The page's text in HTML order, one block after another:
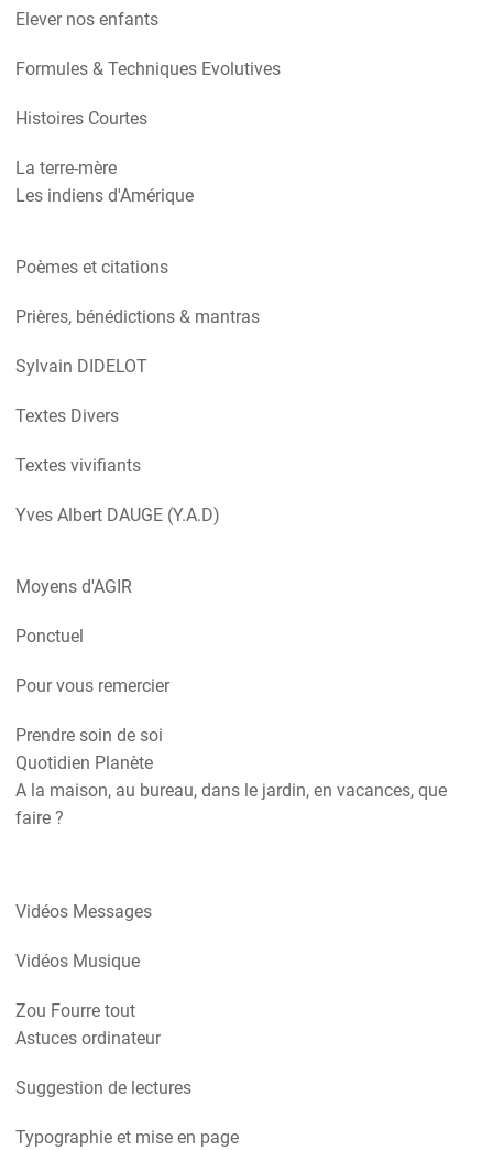
Elever nos enfants
Formules & Techniques Evolutives
Histoires Courtes
La terre-mère
Les indiens d'Amérique
Poèmes et citations
Prières, bénédictions & mantras
Sylvain DIDELOT
Textes Divers
Textes vivifiants
Yves Albert DAUGE (Y.A.D)
Moyens d'AGIR
Ponctuel
Pour vous remercier
Prendre soin de soi
Quotidien Planète
A la maison, au bureau, dans le jardin, en vacances, que
faire ?
Vidéos Messages
Vidéos Musique
Zou Fourre tout
Astuces ordinateur
Suggestion de lectures
Typographie et mise en page